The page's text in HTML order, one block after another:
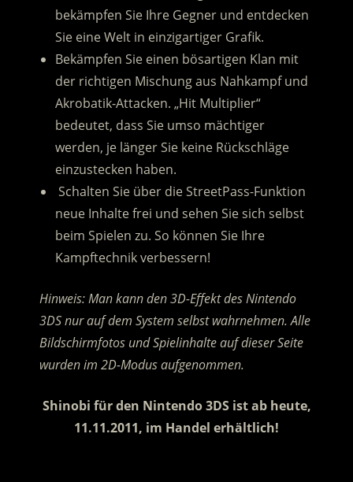
bekämpfen Sie Ihre Gegner und entdecken
Sie eine Welt in einzigartiger Grafik.
Bekämpfen Sie einen bösartigen Klan mit
der richtigen Mischung aus Nahkampf und
Akrobatik-Attacken. „Hit Multiplier“
bedeutet, dass Sie umso mächtiger
werden, je länger Sie keine Rückschläge
einzustecken haben.
Schalten Sie über die StreetPass-Funktion
neue Inhalte frei und sehen Sie sich selbst
beim Spielen zu. So können Sie Ihre
Kampftechnik verbessern!
Hinweis: Man kann den 3D-Effekt des Nintendo
3DS nur auf dem System selbst wahrnehmen. Alle
Bildschirmfotos und Spielinhalte auf dieser Seite
wurden im 2D-Modus aufgenommen.
Shinobi für den Nintendo 3DS ist ab heute,
11.11.2011, im Handel erhältlich!